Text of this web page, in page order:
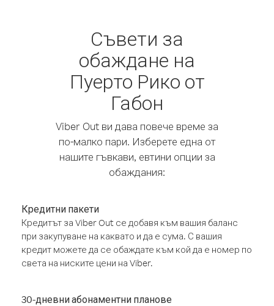
Съвети за
обаждане на
Пуерто Рико от
Габон
Viber Out ви дава повече време за
по-малко пари. Изберете една от
нашите гъвкави, евтини опции за
обаждания:
Кредитни пакети
Кредитът за Viber Out се добавя към вашия баланс
при закупуване на каквато и да е сума. С вашия
кредит можете да се обаждате към кой да е номер по
света на ниските цени на Viber.
30-дневни абонаментни планове